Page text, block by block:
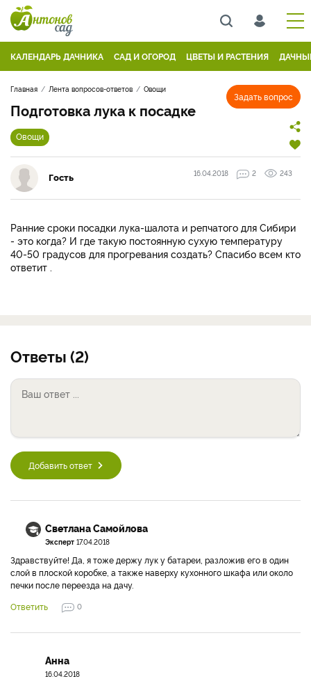
КАЛЕНДАРЬ ДАЧНИКА САД И ОГОРОД ЦВЕТЫ И РАСТЕНИЯ
Задать вопрос
Главная Лента вопросов-ответов Овощи
Подготовка лука к посадке
Овощи
Гость 16.04.2018 2 243
Ранние сроки посадки лука-шалота и репчатого для Сибири
- это когда? И где такую постоянную сухую температуру
40-50 градусов для прогревания создать? Спасибо всем кто
ответит .
Ответы (2)
Добавить ответ
Светлана Самойлова
Эксперт 17.04.2018
Здравствуйте! Да, я тоже держу лук у батареи, разложив его в один
слой в плоской коробке, а также наверху кухонного шкафа или около
печки после переезда на дачу.
Ответить
0
Анна
16.04.2018